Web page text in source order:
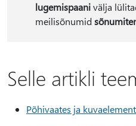
lugemispaanivälja
meilisõnumid
Selle artikli
Põhivaates ja